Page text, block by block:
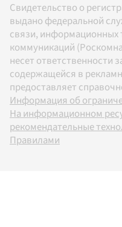
Свидетельство о
выдано федеральной
связи, информационных
коммуникаций
несет ответственности
содержащейся в
предоставляет
Информация об
На информационном
рекомендательные
Правилами